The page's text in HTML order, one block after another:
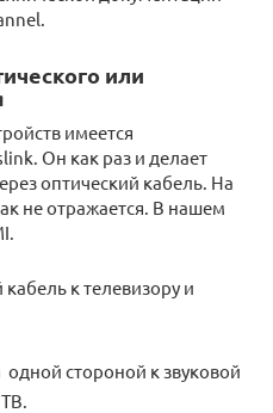
или
имеется
Он как раз и делает
оптический кабель. На
не отражается. В нашем
к телевизору и
стороной к звуковой